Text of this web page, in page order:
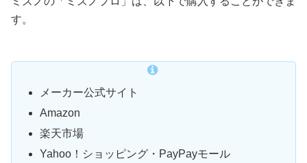
す。
メーカー公式サイト
Amazon
楽天市場
Yahoo！ショッピング・PayPayモール